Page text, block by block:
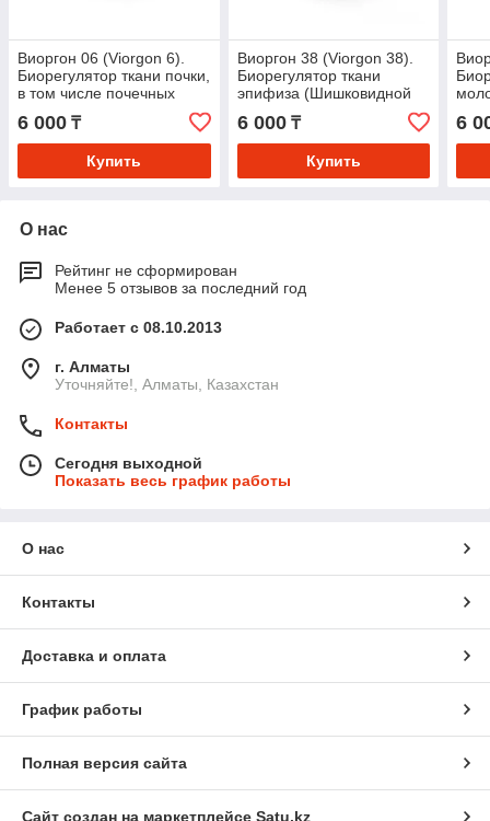
Виоргон 06 (Viorgon 6).
Биорегулятор ткани почки,
в том числе почечных
канальцев
6 000 ₸
Купить
Виоргон 38 (Viorgon 38).
Биорегулятор ткани
эпифиза (Шишковидной
железы)
6 000₸
Купить
6
О нас
Рейтинг не сформирован
Менее 5 отзывов за последний год
Работает с 08.10.2013
г. Алматы
Уточняйте!, Алматы, Казахстан
Контакты
Сегодня выходной
Показать весь график работы
О нас
Контакты
Доставка и оплата
График работы
Полная версия сайта
Сайт создан на маркетплейсе Satu.kz